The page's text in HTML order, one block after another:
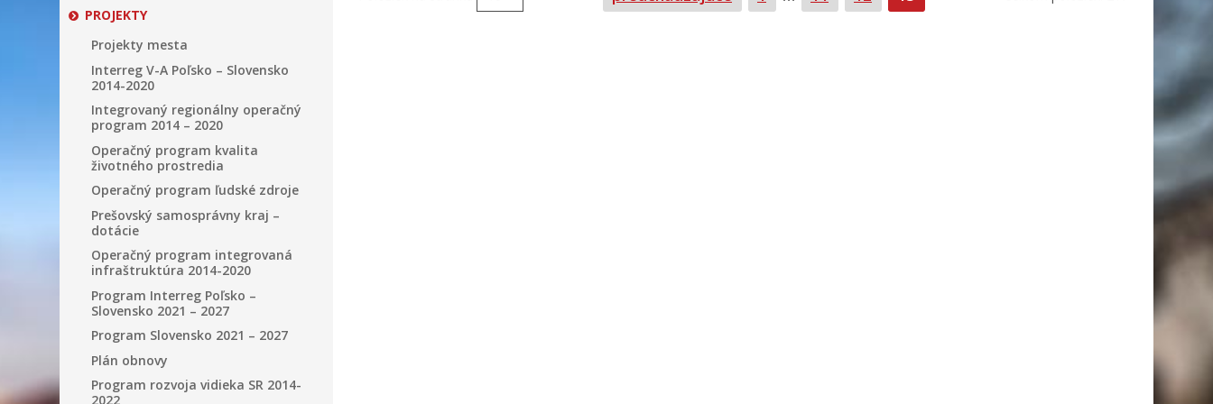
PROJEKTY
Projekty mesta
Interreg V-A Poľsko – Slovensko
2014-2020
Integrovaný regionálny operačný
program 2014 – 2020
Operačný program kvalita
životného prostredia
Operačný program ľudské zdroje
Prešovský samosprávny kraj –
dotácie
Operačný program integrovaná
infraštruktúra 2014-2020
Program Interreg Poľsko –
Slovensko 2021 – 2027
Program Slovensko 2021 – 2027
Plán obnovy
Program rozvoja vidieka SR 2014-
2022